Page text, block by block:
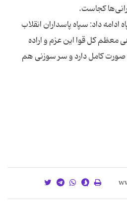
داد: سپاه پاسداران انقلاب
معظم کل قوا این عزم و اراده
صورت کامل دارد و سر سوزنی هم